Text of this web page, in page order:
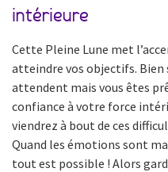
intérieure
Cette Pleine Lune met
atteindre vos objectifs. Bien
attendent mais vous êtes
confiance à votre force
viendrez à bout de ces
Quand les émotions sont
tout est possible ! Alors